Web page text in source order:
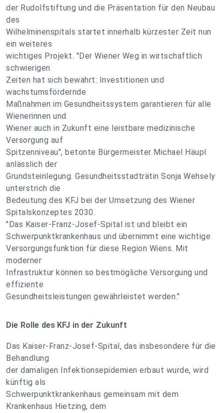
der Rudolfstiftung und die Präsentation für den Neubau
des
Wilhelminenspitals startet innerhalb kürzester Zeit nun
ein weiteres
wichtiges Projekt. "Der Wiener Weg in wirtschaftlich
schwierigen
Zeiten hat sich bewährt: Investitionen und
wachstumsfördernde
Maßnahmen im Gesundheitssystem garantieren für alle
Wienerinnen und
Wiener auch in Zukunft eine leistbare medizinische
Versorgung auf
Spitzenniveau", betonte Bürgermeister Michael Häupl
anlässlich der
Grundsteinlegung. Gesundheitsstadträtin Sonja Wehsely
unterstrich die
Bedeutung des KFJ bei der Umsetzung des Wiener
Spitalskonzeptes 2030.
"Das Kaiser-Franz-Josef-Spital ist und bleibt ein
Schwerpunktkrankenhaus und übernimmt eine wichtige
Versorgungsfunktion für diese Region Wiens. Mit
moderner
Infrastruktur können so bestmögliche Versorgung und
effiziente
Gesundheitsleistungen gewährleistet werden."
Die Rolle des KFJ in der Zukunft
Das Kaiser-Franz-Josef-Spital, das insbesondere für die
Behandlung
der damaligen Infektionsepidemien erbaut wurde, wird
künftig als
Schwerpunktkrankenhaus gemeinsam mit dem
Krankenhaus Hietzing, dem